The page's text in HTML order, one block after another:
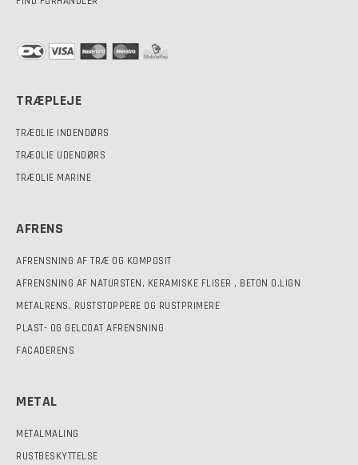
TRÆPLEJE
TRÆOLIE INDENDØRS
TRÆOLIE UDENDØRS
TRÆOLIE MARINE
AFRENS
AFRENSNING AF TRÆ OG KOMPOSIT
AFRENSNING AF NATURSTEN, KERAMISKE FLISER , BETON O.LIGN
METALRENS, RUSTSTOPPERE OG RUSTPRIMERE
PLAST- OG GELCOAT AFRENSNING
FACADERENS
METAL
METALMALING
RUSTBESKYTTELSE